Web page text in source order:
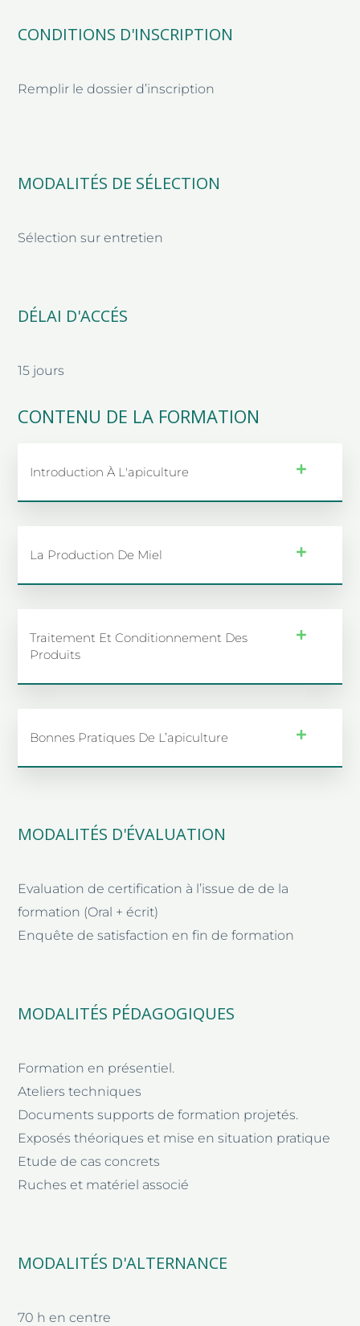
CONDITIONS D'INSCRIPTION
Remplir le dossier d’inscription
MODALITÉS DE SÉLECTION
Sélection sur entretien
DÉLAI D'ACCÉS
15 jours
CONTENU DE LA FORMATION
Introduction À L'apiculture
La Production De Miel
Traitement Et Conditionnement Des
Produits
Bonnes Pratiques De L’apiculture
MODALITÉS D'ÉVALUATION
Evaluation de certification à l’issue de de la
formation (Oral + écrit)
Enquête de satisfaction en fin de formation
MODALITÉS PÉDAGOGIQUES
Formation en présentiel.
Ateliers techniques
Documents supports de formation projetés.
Exposés théoriques et mise en situation pratique
Etude de cas concrets
Ruches et matériel associé
MODALITÉS D'ALTERNANCE
70 h en centre